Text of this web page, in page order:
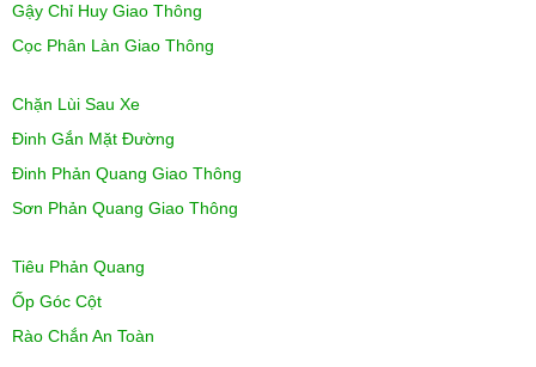
Gậy Chỉ Huy Giao Thông
Cọc Phân Làn Giao Thông
Chặn Lùi Sau Xe
Đinh Gắn Mặt Đường
Đinh Phản Quang Giao Thông
Sơn Phản Quang Giao Thông
Tiêu Phản Quang
Ốp Góc Cột
Rào Chắn An Toàn